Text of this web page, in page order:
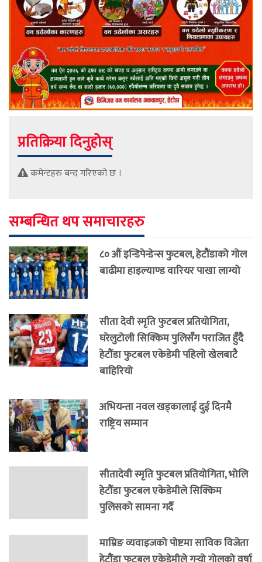
प्रतिक्रिया दिनुहोस्
कमेन्टहरु बन्द गरिएको छ ।
सम्बन्धित थप समाचारहरु
८० औं इन्डिपेन्डेन्स फुटबल, हेटौंडाको गोल
बाढीमा हाइल्याण्ड वारियर पाखा लाग्यो
सीता देवी स्मृति फुटबल प्रतियोगिता,
घरेलुटोली सिक्किम पुलिसँग पराजित हुँदै
हेटौंडा फुटबल एकेडेमी पहिलो खेलबाटै
बाहिरियो
अभियन्ता नवल खड्कालाई दुई दिनमै
राष्ट्रिय सम्मान
सीतादेवी स्मृति फुटबल प्रतियोगिता, भोलि
हेटौंडा फुटबल एकेडेमीले सिक्किम
पुलिसको सामना गर्दै
माम्रिङ व्यवाइजको पोष्टमा साविक विजेता